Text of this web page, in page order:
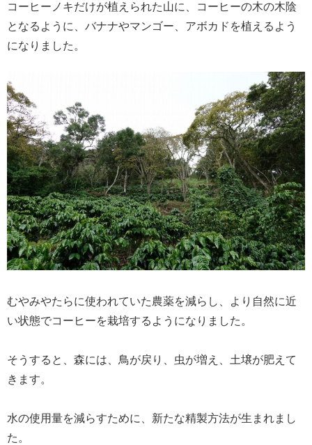
コーヒーノキだけが植えられた山に、コーヒーの木の木陰
となるように、バナナやマンゴー、アボカドを植えるよう
になりました。
むやみやたらに使われていた農薬を減らし、より自然に近
い状態でコーヒーを栽培するようになりました。
そうすると、森には、鳥が戻り、虫が増え、土壌が肥えて
きます。
水の使用量を減らすために、新たな精製方法が生まれまし
た。